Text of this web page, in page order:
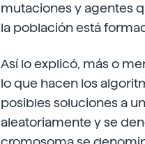
mutaciones y agentes
la población está
Así lo explicó, más o
lo que hacen los
posibles soluciones a
aleatoriamente y se